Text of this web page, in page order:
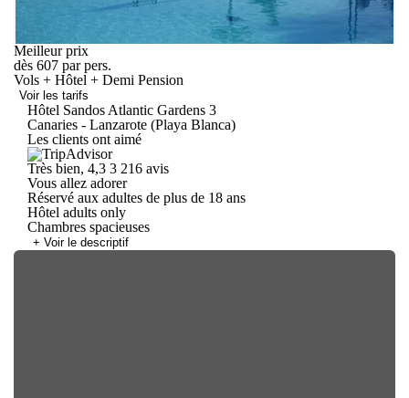
Meilleur prix
dès 607 par pers.
Vols + Hôtel + Demi Pension
Voir les tarifs
Hôtel Sandos Atlantic Gardens 3
Canaries - Lanzarote (Playa Blanca)
Les clients ont aimé
Très bien, 4,3 3 216 avis
Vous allez adorer
Réservé aux adultes de plus de 18 ans
Hôtel adults only
Chambres spacieuses
+ Voir le descriptif